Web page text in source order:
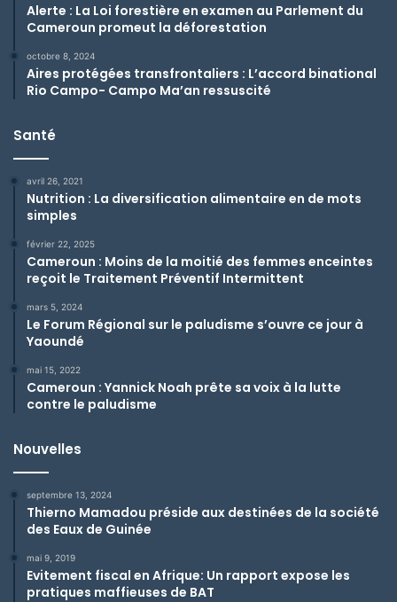
Alerte : La Loi forestière en examen au Parlement du
Cameroun promeut la déforestation
octobre 8, 2024
Aires protégées transfrontaliers : L’accord binational
Rio Campo- Campo Ma’an ressuscité
Santé
avril 26, 2021
Nutrition : La diversification alimentaire en de mots
simples
février 22, 2025
Cameroun : Moins de la moitié des femmes enceintes
reçoit le Traitement Préventif Intermittent
mars 5, 2024
Le Forum Régional sur le paludisme s’ouvre ce jour à
Yaoundé
mai 15, 2022
Cameroun : Yannick Noah prête sa voix à la lutte
contre le paludisme
Nouvelles
septembre 13, 2024
Thierno Mamadou préside aux destinées de la société
des Eaux de Guinée
mai 9, 2019
Evitement fiscal en Afrique: Un rapport expose les
pratiques maffieuses de BAT